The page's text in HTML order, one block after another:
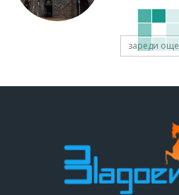
зареди още